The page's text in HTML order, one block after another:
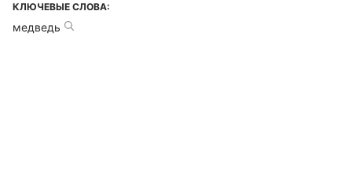
КЛЮЧЕВЫЕ СЛОВА:
медведь